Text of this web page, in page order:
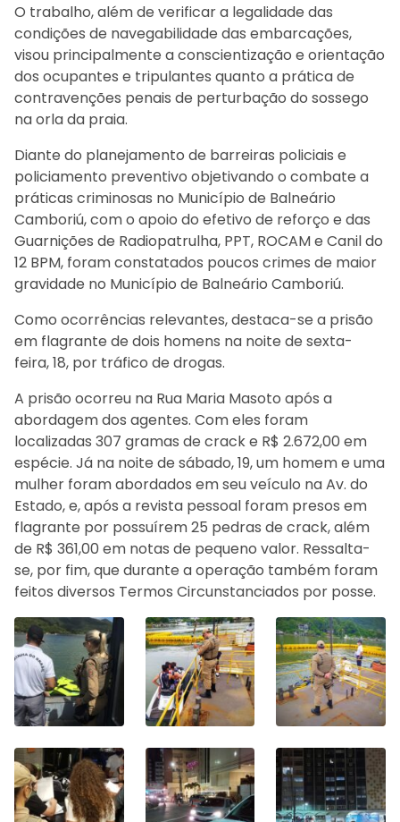
O trabalho, além de verificar a legalidade das
condições de navegabilidade das embarcações,
visou principalmente a conscientização e orientação
dos ocupantes e tripulantes quanto a prática de
contravenções penais de perturbação do sossego
na orla da praia.
Diante do planejamento de barreiras policiais e
policiamento preventivo objetivando o combate a
práticas criminosas no Município de Balneário
Camboriú, com o apoio do efetivo de reforço e das
Guarnições de Radiopatrulha, PPT, ROCAM e Canil do
12 BPM, foram constatados poucos crimes de maior
gravidade no Município de Balneário Camboriú.
Como ocorrências relevantes, destaca-se a prisão
em flagrante de dois homens na noite de sexta-
feira, 18, por tráfico de drogas.
A prisão ocorreu na Rua Maria Masoto após a
abordagem dos agentes. Com eles foram
localizadas 307 gramas de crack e R$ 2.672,00 em
espécie. Já na noite de sábado, 19, um homem e uma
mulher foram abordados em seu veículo na Av. do
Estado, e, após a revista pessoal foram presos em
flagrante por possuírem 25 pedras de crack, além
de R$ 361,00 em notas de pequeno valor. Ressalta-
se, por fim, que durante a operação também foram
feitos diversos Termos Circunstanciados por posse.